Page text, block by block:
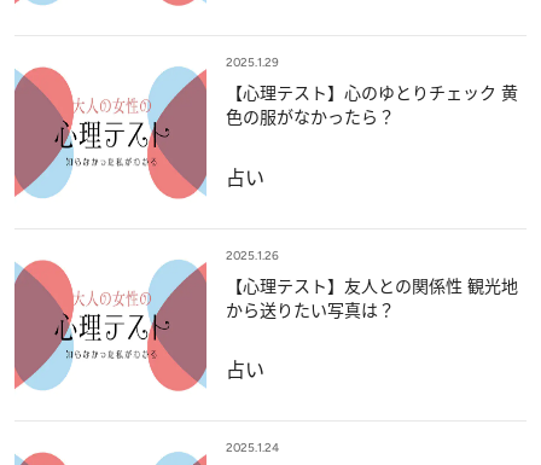
2025.1.29
【心理テスト】心のゆとりチェック 黄
色の服がなかったら？
占い
2025.1.26
【心理テスト】友人との関係性 観光地
から送りたい写真は？
占い
2025.1.24